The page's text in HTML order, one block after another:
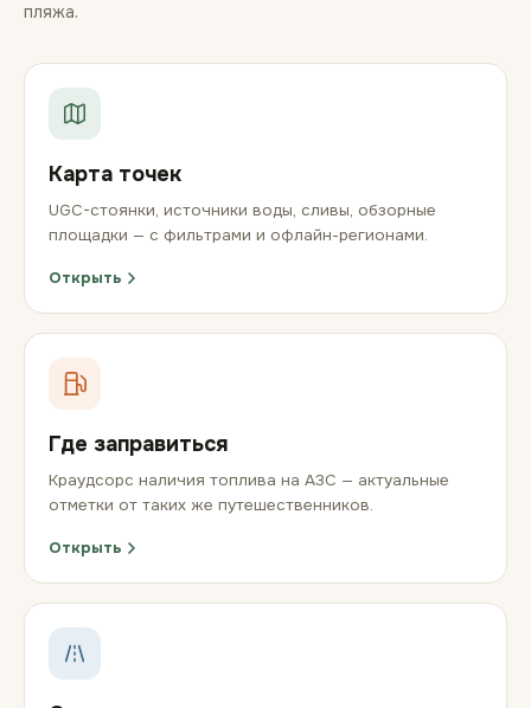
пляжа.
Карта точек
UGC-стоянки, источники воды, сливы, обзорные
площадки — с фильтрами и офлайн-регионами.
Открыть
Где заправиться
Краудсорс наличия топлива на АЗС — актуальные
отметки от таких же путешественников.
Открыть